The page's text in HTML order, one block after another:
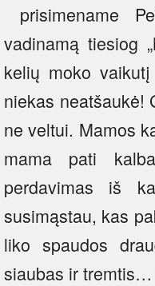
prisimename
vadinamą tiesiog
kelių moko
niekas neatšaukė!
ne veltui. Mamos
mama pati
perdavimas iš
susimąstau, kas
liko spaudos
siaubas ir tremtis…